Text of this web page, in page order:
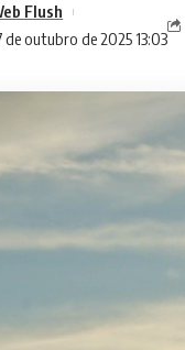
outubro de 2025 13:03
Flush